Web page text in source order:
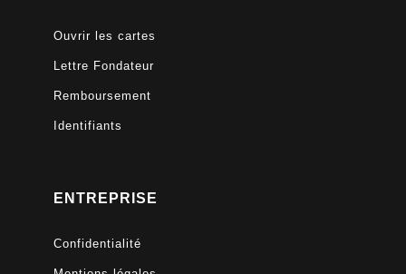
Ouvrir les cartes
Lettre Fondateur
Remboursement
Identifiants
ENTREPRISE
Confidentialité